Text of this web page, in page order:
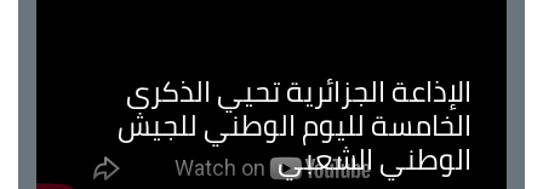
الإذاعة الجزائرية تحيي الذكرى
الخامسة لليوم الوطني للجيش
الوطني الشعبي